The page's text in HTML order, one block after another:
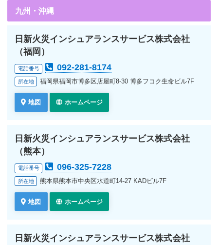
九州・沖縄
日新火災インシュアランスサービス株式会社
（福岡）
電話番号 092-281-8174
所在地 福岡県福岡市博多区店屋町8-30 博多フコク生命ビル7F
地図 ホームページ
日新火災インシュアランスサービス株式会社
（熊本）
電話番号 096-325-7228
所在地 熊本県熊本市中央区水道町14-27 KADビル7F
地図 ホームページ
日新火災インシュアランスサービス株式会社